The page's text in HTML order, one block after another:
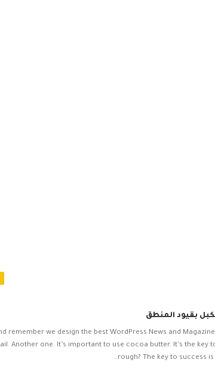
بقيود المنطق
remember we design the best WordPress News and
Another one. It’s important to use cocoa butter. It’s the key
rough? The key to success